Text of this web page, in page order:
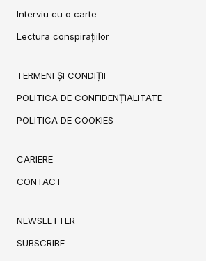
Interviu cu o carte
Lectura conspirațiilor
TERMENI ȘI CONDIȚII
POLITICA DE CONFIDENȚIALITATE
POLITICA DE COOKIES
CARIERE
CONTACT
NEWSLETTER
SUBSCRIBE